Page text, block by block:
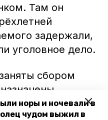
норы и ночевали в
чудом выжил в
Там он
задержали,
уголовное дело.
сбором
предметы,